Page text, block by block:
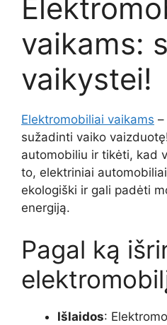
vaikams:
vaikystei!
Elektromobiliai vaikams
sužadinti vaiko
automobiliu ir tikėti, kad
to, elektriniai
ekologiški ir gali padėti
energiją.
Pagal ką
Išlaidos: